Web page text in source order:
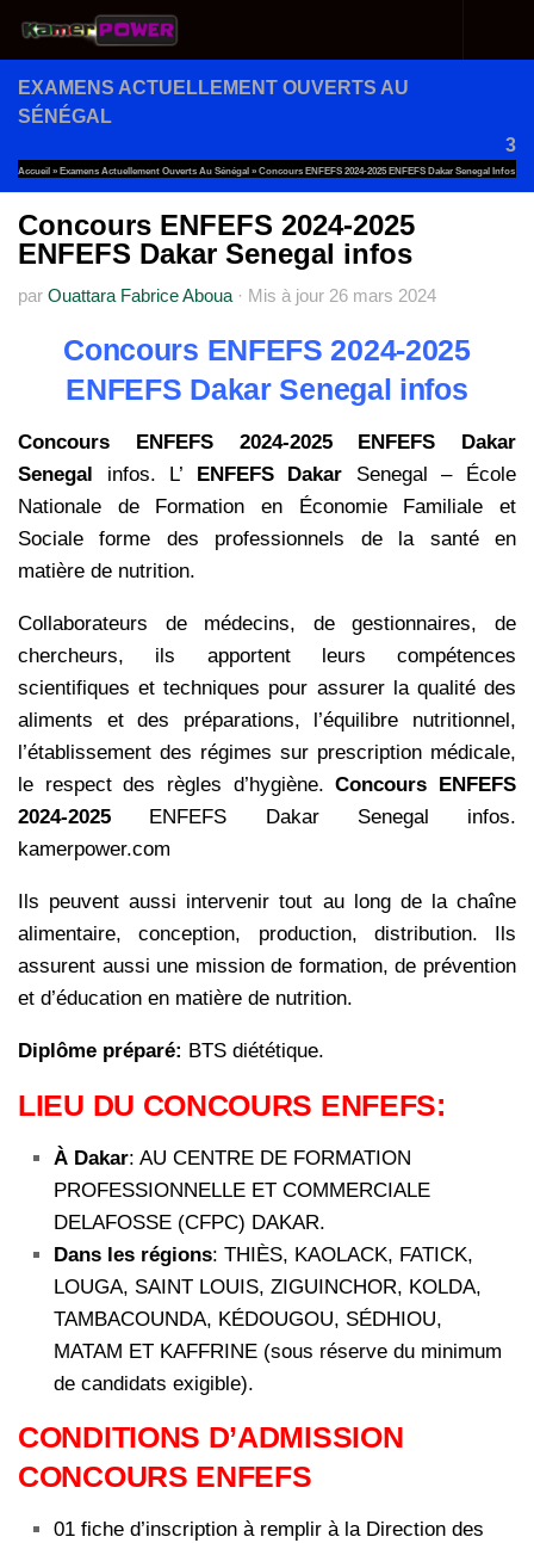
Au dessous du contenu
EXAMENS ACTUELLEMENT OUVERTS AU
SÉNÉGAL
3
Accueil » Examens Actuellement Ouverts Au Sénégal » Concours ENFEFS 2024-2025 ENFEFS Dakar Senegal Infos
Concours ENFEFS 2024-2025
ENFEFS Dakar Senegal infos
par Ouattara Fabrice Aboua · Mis à jour 26 mars 2024
Concours ENFEFS 2024-2025
ENFEFS Dakar Senegal infos
Concours ENFEFS 2024-2025 ENFEFS Dakar
Senegal infos. L’ ENFEFS Dakar Senegal – École
Nationale de Formation en Économie Familiale et
Sociale forme des professionnels de la santé en
matière de nutrition.
Collaborateurs de médecins, de gestionnaires, de
chercheurs, ils apportent leurs compétences
scientifiques et techniques pour assurer la qualité des
aliments et des préparations, l’équilibre nutritionnel,
l’établissement des régimes sur prescription médicale,
le respect des règles d’hygiène.Concours ENFEFS
2024-2025 ENFEFS Dakar Senegal infos.
kamerpower.com
Ils peuvent aussi intervenir tout au long de la chaîne
alimentaire, conception, production, distribution. Ils
assurent aussi une mission de formation, de prévention
et d’éducation en matière de nutrition.
Diplôme préparé: BTS diététique.
LIEU DU CONCOURS ENFEFS:
À Dakar: AU CENTRE DE FORMATION
PROFESSIONNELLE ET COMMERCIALE
DELAFOSSE (CFPC) DAKAR.
Dans les régions: THIÈS, KAOLACK, FATICK,
LOUGA, SAINT LOUIS, ZIGUINCHOR, KOLDA,
TAMBACOUNDA, KÉDOUGOU, SÉDHIOU,
MATAM ET KAFFRINE (sous réserve du minimum
de candidats exigible).
CONDITIONS D’ADMISSION
CONCOURS ENFEFS
01 fiche d’inscription à remplir à la Direction des